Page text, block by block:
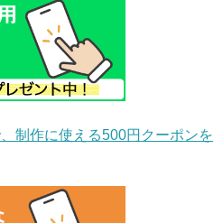
制作に使える500円クーポンを